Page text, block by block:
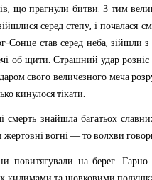
, що прагнули битви.З тим
серед степу,і почалася
-Сонце став серед неба, зійшли з
об щити.Страшний удар розніс
свого величезного меча
кинулося тікати.
смерть знайшла багатьох
жертовні вогні — то волхви
повитягували на берег.Гарно
килимами та шовковими